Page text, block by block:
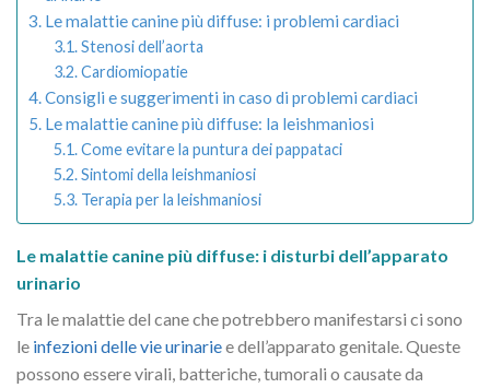
Le malattie canine più diffuse: i problemi cardiaci
Stenosi dell’aorta
Cardiomiopatie
Consigli e suggerimenti in caso di problemi cardiaci
Le malattie canine più diffuse: la leishmaniosi
Come evitare la puntura dei pappataci
Sintomi della leishmaniosi
Terapia per la leishmaniosi
Le malattie canine più diffuse: i disturbi dell’apparato
urinario
Tra le malattie del cane che potrebbero manifestarsi ci sono
le infezioni delle vie urinariee dell’apparato genitale. Queste
possono essere virali, batteriche, tumorali o causate da